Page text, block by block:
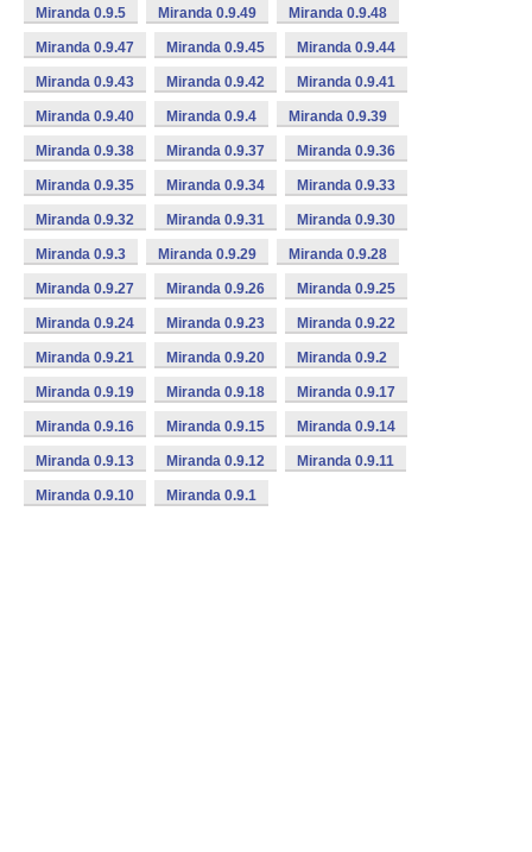
Miranda 0.9.5 Miranda 0.9.49 Miranda 0.9.48
Miranda 0.9.47 Miranda 0.9.45 Miranda 0.9.44
Miranda 0.9.43 Miranda 0.9.42 Miranda 0.9.41
Miranda 0.9.40 Miranda 0.9.4 Miranda 0.9.39
Miranda 0.9.38 Miranda 0.9.37 Miranda 0.9.36
Miranda 0.9.35 Miranda 0.9.34 Miranda 0.9.33
Miranda 0.9.32 Miranda 0.9.31 Miranda 0.9.30
Miranda 0.9.3 Miranda 0.9.29 Miranda 0.9.28
Miranda 0.9.27 Miranda 0.9.26 Miranda 0.9.25
Miranda 0.9.24 Miranda 0.9.23 Miranda 0.9.22
Miranda 0.9.21 Miranda 0.9.20 Miranda 0.9.2
Miranda 0.9.19 Miranda 0.9.18 Miranda 0.9.17
Miranda 0.9.16 Miranda 0.9.15 Miranda 0.9.14
Miranda 0.9.13 Miranda 0.9.12 Miranda 0.9.11
Miranda 0.9.10 Miranda 0.9.1